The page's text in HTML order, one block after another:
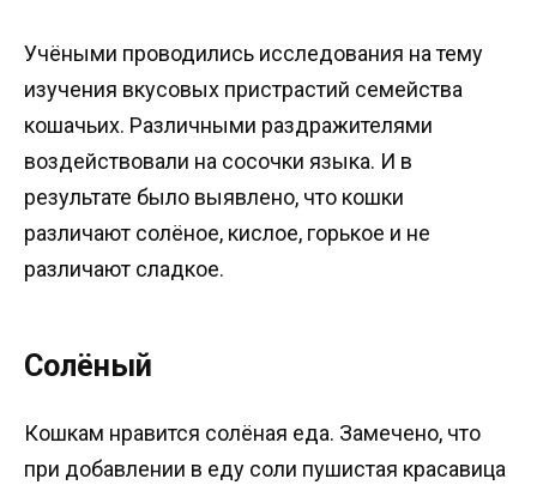
Учёными проводились исследования на тему
изучения вкусовых пристрастий семейства
кошачьих. Различными раздражителями
воздействовали на сосочки языка. И в
результате было выявлено, что кошки
различают солёное, кислое, горькое и не
различают сладкое.
Солёный
Кошкам нравится солёная еда. Замечено, что
при добавлении в еду соли пушистая красавица